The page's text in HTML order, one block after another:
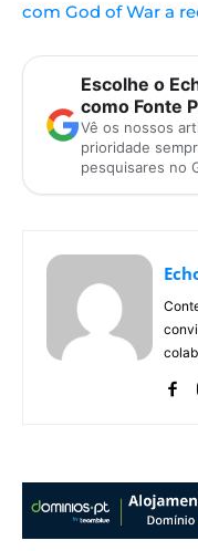
com God of War a
Escolhe o
como Fonte
Vê os nossos
prioridade
pesquisares no